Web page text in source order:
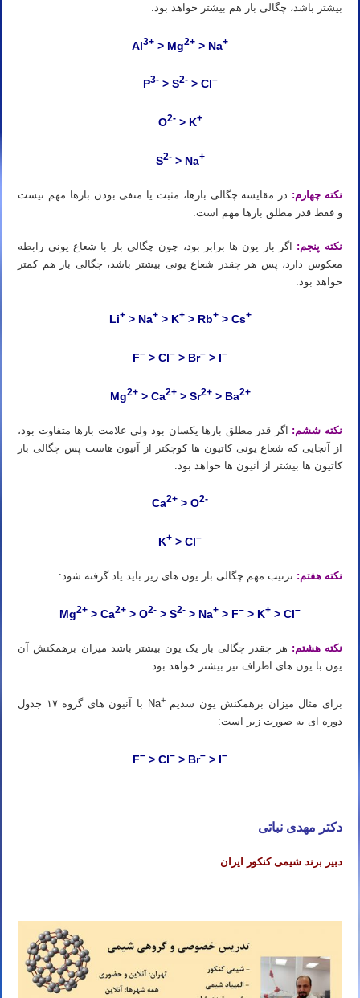
بیشتر باشد، چگالی بار هم بیشتر خواهد بود.
Al3+ > Mg2+ > Na+
P3-> S2-> Cl–
O2-> K+
S2-> Na+
نکته چهارم: در مقایسه چگالی بارها، مثبت یا منفی بودن بارها مهم نیست
و فقط قدر مطلق بارها مهم است.
نکته پنجم: اگر بار یون ها برابر بود، چون چگالی بار با شعاع یونی رابطه
معکوس دارد، پس هر چقدر شعاع یونی بیشتر باشد، چگالی بار هم کمتر
خواهد بود.
Li+> Na+> K+> Rb+> Cs+
F– > Cl– > Br– > I–
Mg2+> Ca2+> Sr2+> Ba2+
نکته ششم: اگر قدر مطلق بارها یکسان بود ولی علامت بارها متفاوت بود،
از آنجایی که شعاع یونی کاتیون ها کوچکتر از آنیون هاست پس چگالی بار
کاتیون ها بیشتر از آنیون ها خواهد بود.
Ca2+ > O2-
K+ > Cl–
نکته هفتم: ترتیب مهم چگالی بار یون های زیر باید یاد گرفته شود:
Mg2+ > Ca2+ > O2- > S2- > Na+ > F– > K+ > Cl–
نکته هشتم: هر چقدر چگالی بار یک یون بیشتر باشد میزان برهمکنش آن
یون با یون های اطراف نیز بیشتر خواهد بود.
برای مثال میزان برهمکنش یون سدیم+
Na با آنیون های گروه ۱۷ جدول
دوره ای به صورت زیر است:
F– > Cl– > Br– > I–
دکتر مهدی نباتی
دبیر برند شیمی کنکور ایران